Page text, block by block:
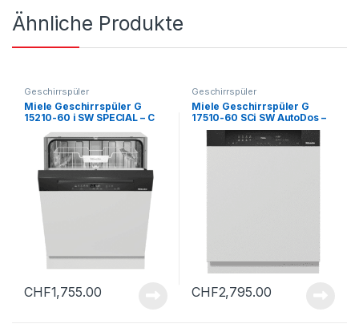
Ähnliche Produkte
Geschirrspüler
Miele Geschirrspüler G
15210-60 i SW SPECIAL – C
CHF1,755.00
Geschirrspüler
Miele Geschirrspüler G
17510-60 SCi SW AutoDos –
CHF2,795.00